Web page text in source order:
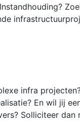
infra
En wil jij
Solliciteer dan